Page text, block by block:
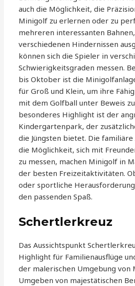
auch die Möglichkeit, die
Minigolf zu erlernen oder zu
mehreren interessanten
verschiedenen Hindernissen
können sich die Spieler in
Schwierigkeitsgraden messen.
bis Oktober ist die
für Groß und Klein, um ihre
mit dem Golfball unter Beweis
besonderes Highlight ist der
Kindergartenpark, der
die Jüngsten bietet. Die
die Möglichkeit, sich mit
zu messen, machen Minigolf in
der besten Freizeitaktivitäten.
oder sportliche
den passenden Spaß.
Schertlerkreuz
Das Aussichtspunkt
Highlight für Familienausflüge
der malerischen Umgebung von
Umgeben von majestätischen